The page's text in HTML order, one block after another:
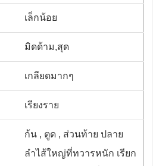
เล็กน้อย
มิดด้าม,สุด
เกลียดมากๆ
เรียงราย
ก้น , ตูด , ส่วนท้าย ปลาย
ลำไส้ใหญ่ที่ทวารหนัก เรียก